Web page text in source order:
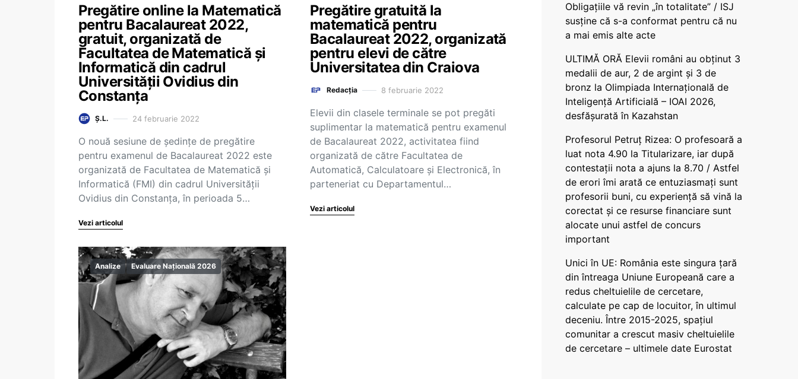
Pregătire online la Matematică
pentru Bacalaureat 2022,
gratuit, organizată de
Facultatea de Matematică și
Informatică din cadrul
Universității Ovidius din
Constanța
Ș.L. 24 februarie 2022
O nouă sesiune de şedinţe de pregătire
pentru examenul de Bacalaureat 2022 este
organizată de Facultatea de Matematică şi
Informatică (FMI) din cadrul Universităţii
Ovidius din Constanţa, în perioada 5…
Vezi articolul
Pregătire gratuită la
matematică pentru
Bacalaureat 2022, organizată
pentru elevi de către
Universitatea din Craiova
Redacția 8 februarie 2022
Elevii din clasele terminale se pot pregăti
suplimentar la matematică pentru examenul
de Bacalaureat 2022, activitatea fiind
organizată de către Facultatea de
Automatică, Calculatoare și Electronică, în
parteneriat cu Departamentul…
Vezi articolul
Analize Evaluare Națională 2026
Obligațiile vă revin „în totalitate” / ISJ
susține că s-a conformat pentru că nu
a mai emis alte acte
ULTIMĂ ORĂ Elevii români au obținut 3
medalii de aur, 2 de argint și 3 de
bronz la Olimpiada Internațională de
Inteligență Artificială – IOAI 2026,
desfășurată în Kazahstan
Profesorul Petruț Rizea: O profesoară a
luat nota 4.90 la Titularizare, iar după
contestații nota a ajuns la 8.70 / Astfel
de erori îmi arată ce entuziasmați sunt
profesorii buni, cu experiență să vină la
corectat și ce resurse financiare sunt
alocate unui astfel de concurs
important
Unici în UE: România este singura țară
din întreaga Uniune Europeană care a
redus cheltuielile de cercetare,
calculate pe cap de locuitor, în ultimul
deceniu. Între 2015-2025, spațiul
comunitar a crescut masiv cheltuielile
de cercetare – ultimele date Eurostat